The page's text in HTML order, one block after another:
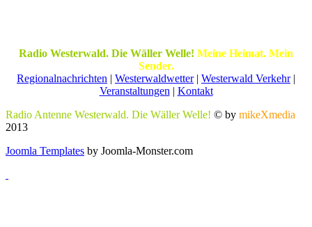
Radio Westerwald. Die Wäller Welle! Meine Heimat. Mein
Sender.
Regionalnachrichten | Westerwaldwetter| Westerwald Verkehr|
Veranstaltungen | Kontakt
Radio Antenne Westerwald. Die Wäller Welle! © by mikeXmedia
2013
Joomla Templates by Joomla-Monster.com